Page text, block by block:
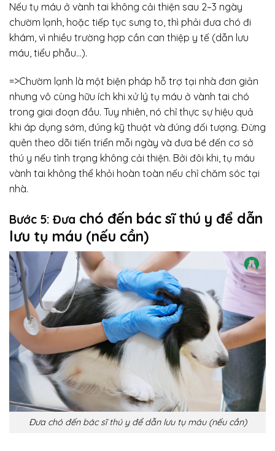
Nếu tụ máu ở vành tai không cải thiện sau 2–3 ngày
chườm lạnh, hoặc tiếp tục sưng to, thì phải đưa chó đi
khám, vì nhiều trường hợp cần can thiệp y tế (dẫn lưu
máu, tiểu phẫu…).
=>Chườm lạnh là một biện pháp hỗ trợ tại nhà đơn giản
nhưng vô cùng hữu ích khi xử lý tụ máu ở vành tai chó
trong giai đoạn đầu. Tuy nhiên, nó chỉ thực sự hiệu quả
khi áp dụng sớm, đúng kỹ thuật và đúng đối tượng. Đừng
quên theo dõi tiến triển mỗi ngày và đưa bé đến cơ sở
thú y nếu tình trạng không cải thiện. Bởi đôi khi, tụ máu
vành tai không thể khỏi hoàn toàn nếu chỉ chăm sóc tại
nhà.
Bước 5: Đưa chó đến bác sĩ thú y để dẫn
lưu tụ máu (nếu cần)
Đưa chó đến bác sĩ thú y để dẫn lưu tụ máu (nếu cần)